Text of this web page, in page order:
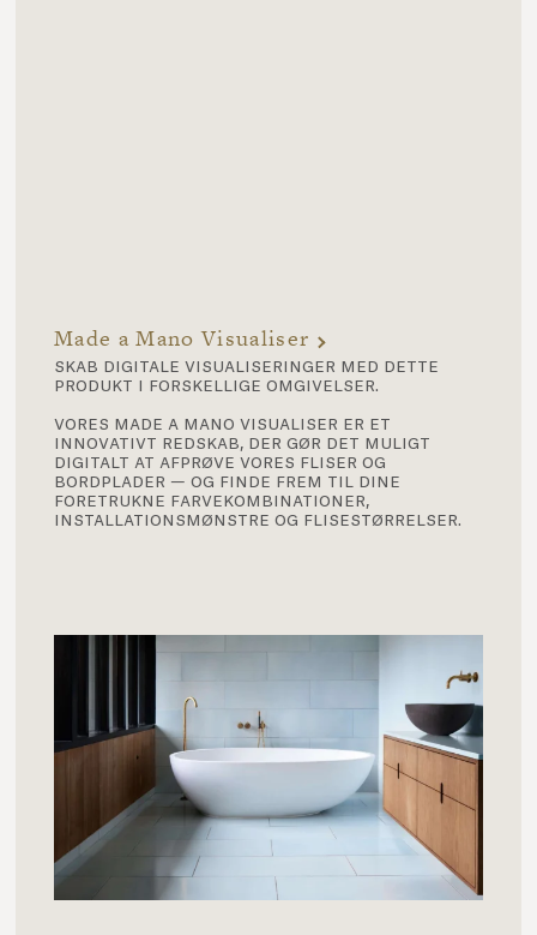
Made a Mano Visualiser
skab digitale visualiseringer med dette
produkt i forskellige omgivelser.
vores made a mano visualiser er et
innovativt redskab, der gør det muligt
digitalt at afprøve vores fliser og
bordplader — og finde frem til dine
foretrukne farvekombinationer,
installationsmønstre og flisestørrelser.